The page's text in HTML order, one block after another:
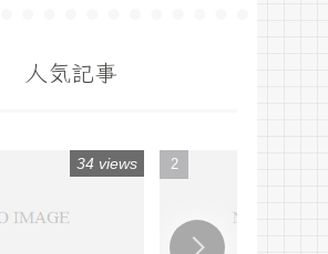
人気記事
34 views